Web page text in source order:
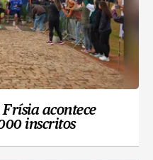
acontece
inscritos